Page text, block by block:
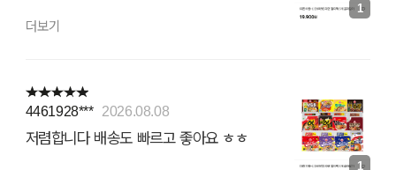
더보기
1
4461928*** 2026.08.08
저렴합니다 배송도 빠르고 좋아요 ㅎㅎ
1